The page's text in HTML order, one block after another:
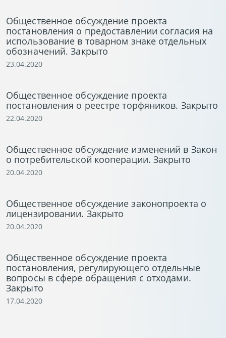
Общественное обсуждение проекта
постановления о предоставлении согласия на
использование в товарном знаке отдельных
обозначений. Закрыто
23.04.2020
Общественное обсуждение проекта
постановления о реестре торфяников. Закрыто
22.04.2020
Общественное обсуждение изменений в Закон
о потребительской кооперации. Закрыто
20.04.2020
Общественное обсуждение законопроекта о
лицензировании. Закрыто
20.04.2020
Общественное обсуждение проекта
постановления, регулирующего отдельные
вопросы в сфере обращения с отходами.
Закрыто
17.04.2020